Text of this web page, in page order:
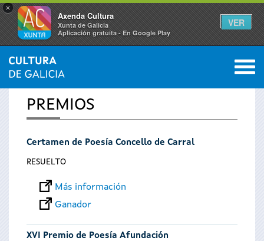
×
Axenda Cultura
Xunta de Galicia
Aplicación gratuíta - En Google Play
VER
Se
encuentra
usted
INICIO 0
PREMIOS
Certamen de Poesía Concello de Carral
RESUELTO
Más información
Ganador
XVI Premio de Poesía Afundación